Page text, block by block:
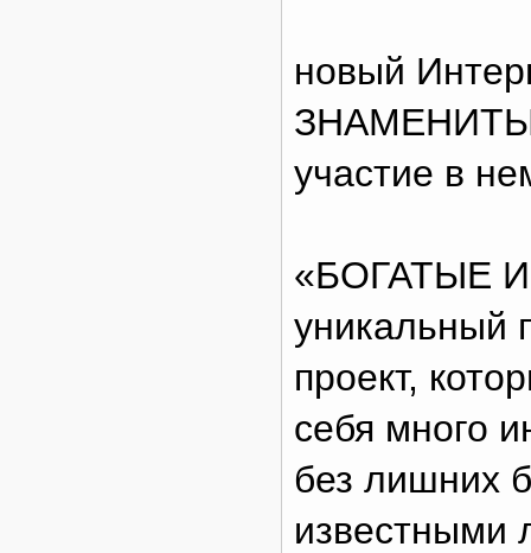
новый
участие в
«БОГАТЫЕ
уникальный
проект,
себя много
без лишних
известными